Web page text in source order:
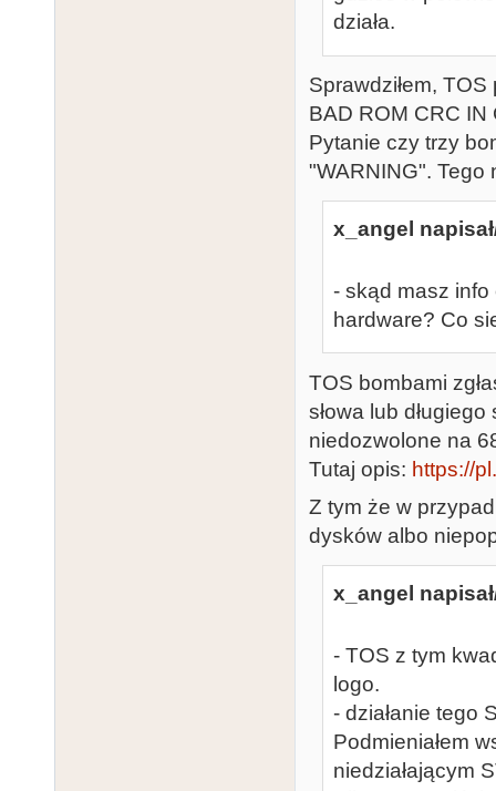
działa.
Sprawdziłem,
BAD ROM CRC IN
Pytanie czy trzy
"WARNING". Tego
x_angel
- skąd masz
hardware? Co
TOS bombami
słowa lub
niedozwolone na
Tutaj opis: https://
Z tym że w
dysków albo
x_angel
- TOS z tym
logo.
- działanie tego
Podmieniałem
niedziałającym